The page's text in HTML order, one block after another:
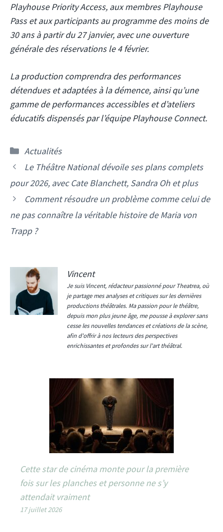
Playhouse Priority Access, aux membres Playhouse
Pass et aux participants au programme des moins de
30 ans à partir du 27 janvier, avec une ouverture
générale des réservations le 4 février.
La production comprendra des performances
détendues et adaptées à la démence, ainsi qu’une
gamme de performances accessibles et d’ateliers
éducatifs dispensés par l’équipe Playhouse Connect.
Catégories
Actualités
Le Théâtre National dévoile ses plans complets
pour 2026, avec Cate Blanchett, Sandra Oh et plus
Comment résoudre un problème comme celui de
ne pas connaître la véritable histoire de Maria von
Trapp ?
Vincent
Je suis Vincent, rédacteur passionné pour Theatrea, où
je partage mes analyses et critiques sur les dernières
productions théâtrales. Ma passion pour le théâtre,
depuis mon plus jeune âge, me pousse à explorer sans
cesse les nouvelles tendances et créations de la scène,
afin d'offrir à nos lecteurs des perspectives
enrichissantes et profondes sur l'art théâtral.
Cette star de cinéma monte pour la première
fois sur les planches et personne ne s’y
attendait vraiment
17 juillet 2026